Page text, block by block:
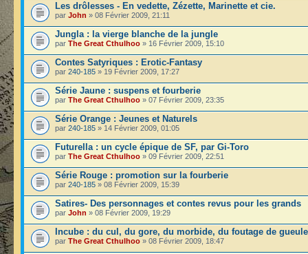
Les drôlesses - En vedette, Zézette, Marinette et cie.
par John » 08 Février 2009, 21:11
Jungla : la vierge blanche de la jungle
par The Great Cthulhoo » 16 Février 2009, 15:10
Contes Satyriques : Erotic-Fantasy
par 240-185 » 19 Février 2009, 17:27
Série Jaune : suspens et fourberie
par The Great Cthulhoo » 07 Février 2009, 23:35
Série Orange : Jeunes et Naturels
par 240-185 » 14 Février 2009, 01:05
Futurella : un cycle épique de SF, par Gi-Toro
par The Great Cthulhoo » 09 Février 2009, 22:51
Série Rouge : promotion sur la fourberie
par 240-185 » 08 Février 2009, 15:39
Satires- Des personnages et contes revus pour les grands
par John » 08 Février 2009, 19:29
Incube : du cul, du gore, du morbide, du foutage de gueule
par The Great Cthulhoo » 08 Février 2009, 18:47